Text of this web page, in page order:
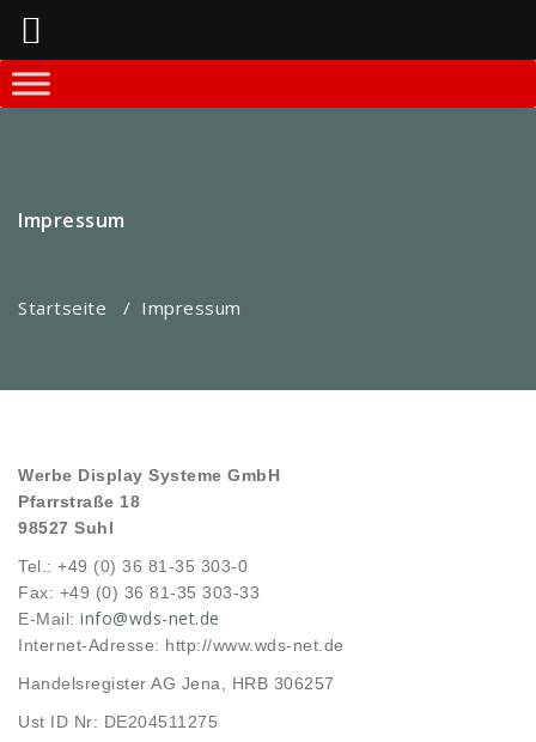
Springe
zum
Impressum
Startseite / Impressum
Werbe Display Systeme GmbH
Pfarrstraße 18
98527 Suhl
Tel.: +49 (0) 36 81-35 303-0
Fax: +49 (0) 36 81-35 303-33
E-Mail: info@wds-net.de
Internet-Adresse: http://www.wds-net.de
Handelsregister AG Jena, HRB 306257
Ust ID Nr: DE204511275